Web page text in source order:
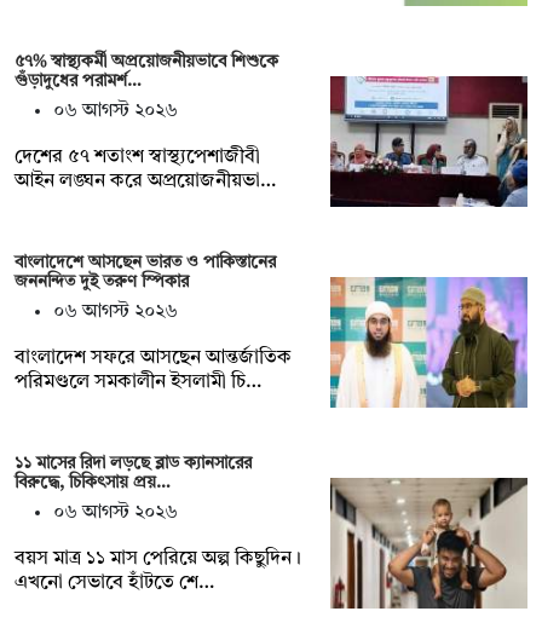
৫৭% স্বাস্থ্যকর্মী অপ্রয়োজনীয়ভাবে শিশুকে
গুঁড়াদুধের পরামর্শ…
০৬ আগস্ট ২০২৬
দেশের ৫৭ শতাংশ স্বাস্থ্যপেশাজীবী
আইন লঙ্ঘন করে অপ্রয়োজনীয়ভা…
বাংলাদেশে আসছেন ভারত ও পাকিস্তানের
জননন্দিত দুই তরুণ স্পিকার
০৬ আগস্ট ২০২৬
বাংলাদেশ সফরে আসছেন আন্তর্জাতিক
পরিমণ্ডলে সমকালীন ইসলামী চি…
১১ মাসের রিদা লড়ছে ব্লাড ক্যানসারের
বিরুদ্ধে, চিকিৎসায় প্রয়…
০৬ আগস্ট ২০২৬
বয়স মাত্র ১১ মাস পেরিয়ে অল্প কিছুদিন।
এখনো সেভাবে হাঁটতে শে…